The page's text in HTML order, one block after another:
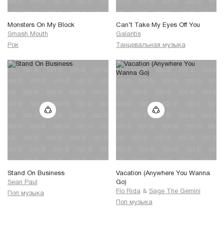
Monsters On My Block
Smash Mouth
Рок
Can’t Take My Eyes Off You
Galantis
Танцевальная музыка
Stand On Business
Sean Paul
Поп музыка
Vacation (Anywhere You Wanna
Go)
Flo Rida & Sage The Gemini
Поп музыка